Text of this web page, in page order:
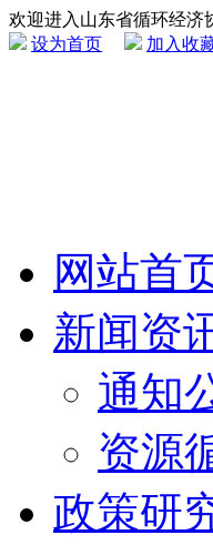
欢迎进入山东省循环经济
设为首页
加入收
网站首
新闻资
通知
资源
政策研